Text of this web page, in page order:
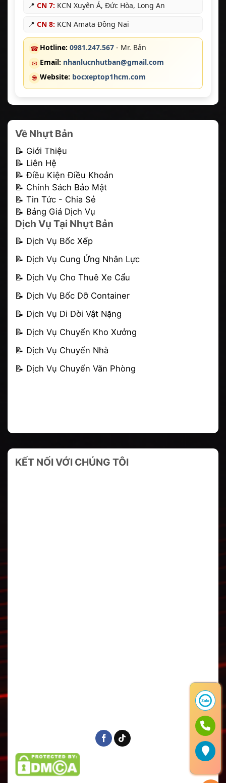
📍 CN 7: KCN Xuyên Á, Đức Hòa, Long An
📍 CN 8: KCN Amata Đồng Nai
☎ Hotline: 0981.247.567 - Mr. Bản
✉ Email: nhanlucnhutban@gmail.com
🌐 Website: bocxeptop1hcm.com
Về Nhựt Bản
📝 Giới Thiệu
📝 Liên Hệ
📝 Điều Kiện Điều Khoản
📝 Chính Sách Bảo Mật
📝 Tin Tức - Chia Sẻ
📝 Bảng Giá Dịch Vụ
Dịch Vụ Tại Nhựt Bản
📝 Dịch Vụ Bốc Xếp
📝 Dịch Vụ Cung Ứng Nhân Lực
📝 Dịch Vụ Cho Thuê Xe Cẩu
📝 Dịch Vụ Bốc Dỡ Container
📝 Dịch Vụ Di Dời Vật Nặng
📝 Dịch Vụ Chuyển Kho Xưởng
📝 Dịch Vụ Chuyển Nhà
📝 Dịch Vụ Chuyển Văn Phòng
KẾT NỐI VỚI CHÚNG TÔI